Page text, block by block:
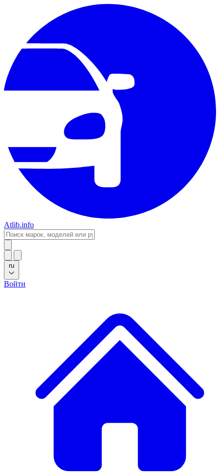
Atlib.info
ru
Войти